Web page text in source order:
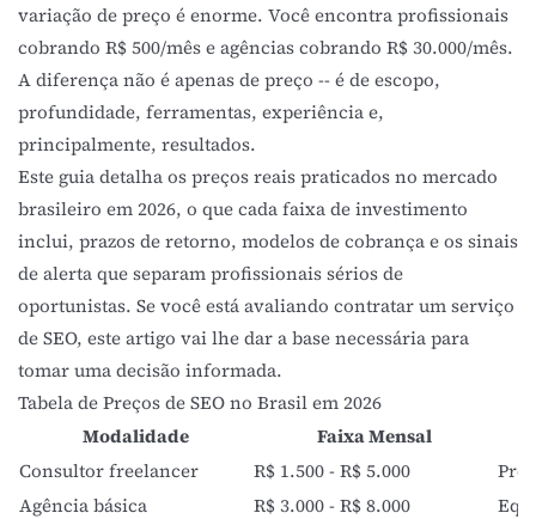
variação de preço é enorme. Você encontra profissionais
cobrando R$ 500/mês e agências cobrando R$ 30.000/mês.
A diferença não é apenas de preço -- é de escopo,
profundidade, ferramentas, experiência e,
principalmente, resultados.
Este guia detalha os preços reais praticados no mercado
brasileiro em 2026, o que cada faixa de investimento
inclui, prazos de retorno, modelos de cobrança e os sinais
de alerta que separam profissionais sérios de
oportunistas. Se você está avaliando contratar um serviço
deSEO, este artigo vai lhe dar a base necessária para
tomar uma decisão informada.
Tabela de Preços de SEO no Brasil em 2026
Modalidade
Faixa Mensal
Consultor freelancer
R$ 1.500 - R$ 5.000
Agência básica
R$ 3.000 - R$ 8.000